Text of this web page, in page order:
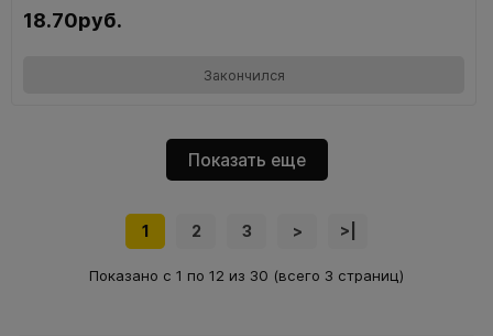
18.70руб.
Закончился
Показать еще
1 2 3 > >|
Показано с 1 по 12 из 30 (всего 3 страниц)